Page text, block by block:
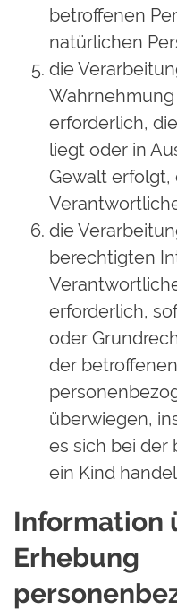
betroffenen
natürlichen
die
erforderlich,
liegt oder in
Gewalt erfolgt,
die
berechtigten
erforderlich,
oder
der
überwiegen,
es sich bei der
ein Kind
Information
Erhebung